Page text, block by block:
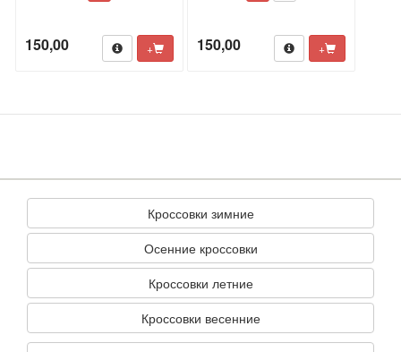
+
150,00 +
150,00
Кроссовки зимние
Осенние кроссовки
Кроссовки летние
Кроссовки весенние